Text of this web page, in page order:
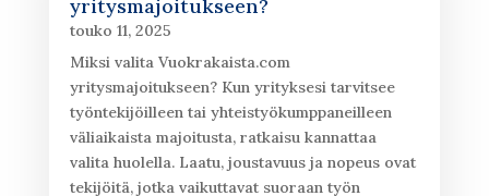
yritysmajoitukseen?
touko 11, 2025
Miksi valita Vuokrakaista.com
yritysmajoitukseen? Kun yrityksesi tarvitsee
työntekijöilleen tai yhteistyökumppaneilleen
väliaikaista majoitusta, ratkaisu kannattaa
valita huolella. Laatu, joustavuus ja nopeus ovat
tekijöitä, jotka vaikuttavat suoraan työn